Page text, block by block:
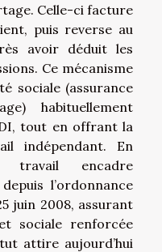
Celle-ci facture
puis reverse au
avoir déduit les
Ce mécanisme
sociale (assurance
habituellement
tout en offrant la
indépendant. En
travail encadre
l’ordonnance
juin 2008, assurant
sociale renforcée
attire aujourd’hui